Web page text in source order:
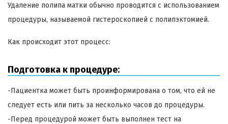
Удаление полипа матки обычно проводится с использованием
процедуры, называемой гистероскопией с полипэктомией.
Как происходит этот процесс:
Подготовка к процедуре:
-Пациентка может быть проинформирована о том, что ей не
следует есть или пить за несколько часов до процедуры.
-Перед процедурой может быть выполнен тест на